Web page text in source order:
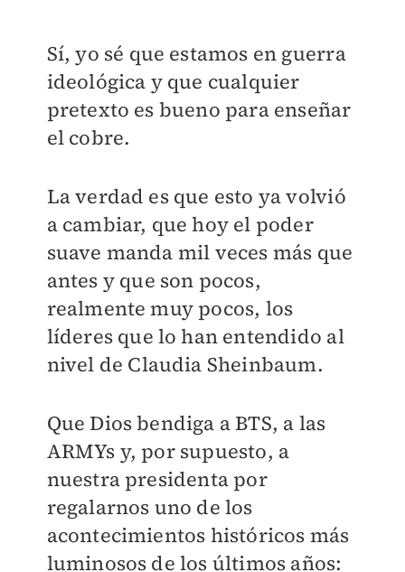
Sí, yo sé que estamos en guerra
ideológica y que cualquier
pretexto es bueno para enseñar
el cobre.
La verdad es que esto ya volvió
a cambiar, que hoy el poder
suave manda mil veces más que
antes y que son pocos,
realmente muy pocos, los
líderes que lo han entendido al
nivel de Claudia Sheinbaum.
Que Dios bendiga a BTS, a las
ARMYs y, por supuesto, a
nuestra presidenta por
regalarnos uno de los
acontecimientos históricos más
luminosos de los últimos años: